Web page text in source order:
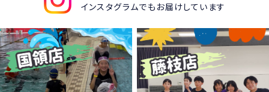
インスタグラムでもお届けしています